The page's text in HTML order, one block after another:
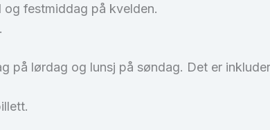
festmiddag på kvelden.
på lørdag og lunsj på søndag. Det er